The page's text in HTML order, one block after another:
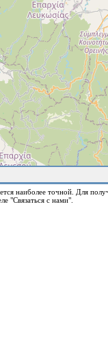
наиболее точной. Для
"Связаться с нами".